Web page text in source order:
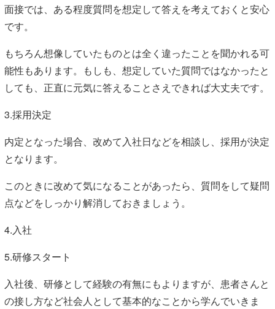
面接では、ある程度質問を想定して答えを考えておくと安心
です。
もちろん想像していたものとは全く違ったことを聞かれる可
能性もあります。もしも、想定していた質問ではなかったと
しても、正直に元気に答えることさえできれば大丈夫です。
3.採用決定
内定となった場合、改めて入社日などを相談し、採用が決定
となります。
このときに改めて気になることがあったら、質問をして疑問
点などをしっかり解消しておきましょう。
4.入社
5.研修スタート
入社後、研修として経験の有無にもよりますが、患者さんと
の接し方など社会人として基本的なことから学んでいきま